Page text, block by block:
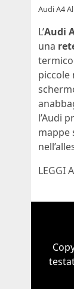
Audi A4
L’Audi
una
piccole
l’Audi
mappe
LEGGI